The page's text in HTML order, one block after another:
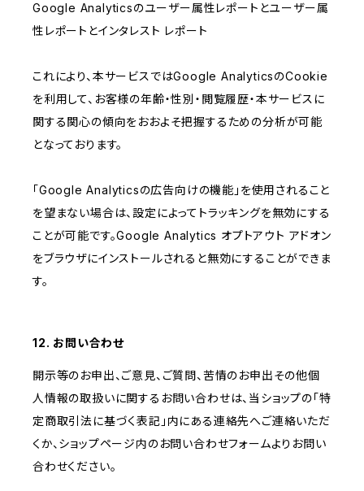
Google Analyticsのユーザー属性レポートとユーザー属
性レポートとインタレスト レポート
これにより、本サービスではGoogle AnalyticsのCookie
を利用して、お客様の年齢・性別・閲覧履歴・本サービスに
関する関心の傾向をおおよそ把握するための分析が可能
となっております。
「Google Analyticsの広告向けの機能」を使用されること
を望まない場合は、設定によってトラッキングを無効にする
ことが可能です。Google Analytics オプトアウト アドオン
をブラウザにインストールされると無効にすることができま
す。
12. お問い合わせ
開示等のお申出、ご意見、ご質問、苦情のお申出その他個
人情報の取扱いに関するお問い合わせは、当ショップの「特
定商取引法に基づく表記」内にある連絡先へご連絡いただ
くか、ショップページ内のお問い合わせフォームよりお問い
合わせください。